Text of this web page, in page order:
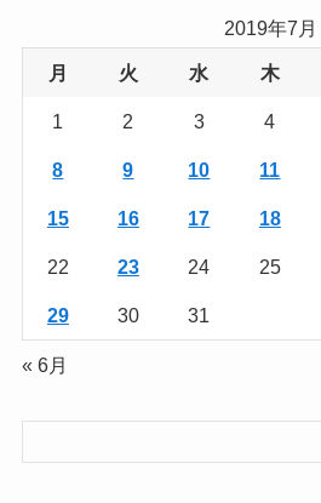
2019年7月
月 火 水 木
1 2 3 4
8 9 10 11
15 16 17 18
22 23 24 25
29 30 31
« 6月